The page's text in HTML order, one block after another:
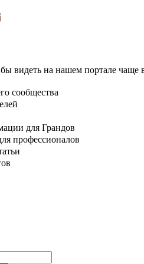
видеть на нашем портале чаще
сообщества
для Грандов
профессионалов